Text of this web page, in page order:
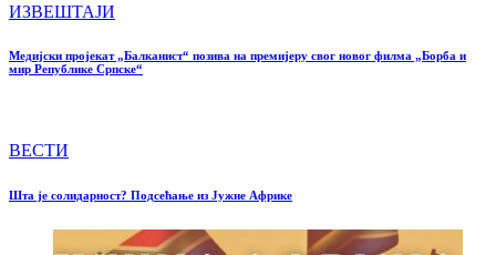
ИЗВЕШТАЈИ
Медијски пројекат „Балканист“ позива на премијеру свог новог филма „Борба и
мир Републике Српске“
ВЕСТИ
Шта је солидарност? Подсећање из Јужне Африке